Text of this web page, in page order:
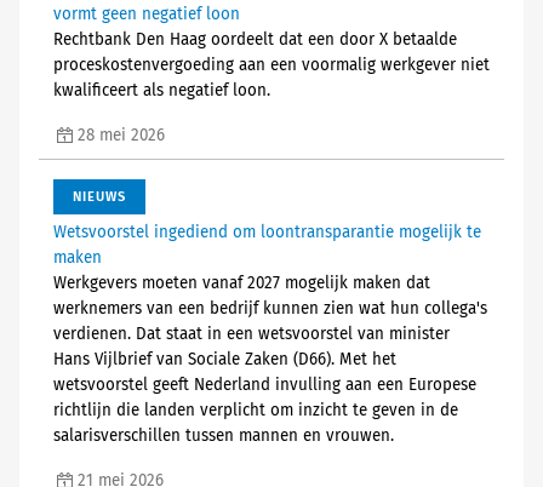
vormt geen negatief loon
Rechtbank Den Haag oordeelt dat een door X betaalde
proceskostenvergoeding aan een voormalig werkgever niet
kwalificeert als negatief loon.
28 mei 2026
NIEUWS
Wetsvoorstel ingediend om loontransparantie mogelijk te
maken
Werkgevers moeten vanaf 2027 mogelijk maken dat
werknemers van een bedrijf kunnen zien wat hun collega's
verdienen. Dat staat in een wetsvoorstel van minister
Hans Vijlbrief van Sociale Zaken (D66). Met het
wetsvoorstel geeft Nederland invulling aan een Europese
richtlijn die landen verplicht om inzicht te geven in de
salarisverschillen tussen mannen en vrouwen.
21 mei 2026